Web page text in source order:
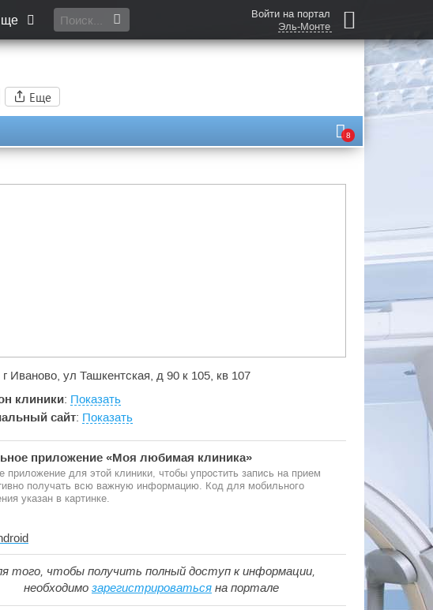
Войти на портал
Эль-Монте
Еще
8
г Иваново, ул Ташкентская, д 90 к 105, кв 107
клиники: Показать
сайт: Показать
приложение «Моя любимая клиника»
приложение для этой клиники, чтобы упростить запись на прием
получать всю важную информацию. Код для мобильного
указан в картинке.
того, чтобы получить полный доступ к информации,
необходимо зарегистрироваться на портале